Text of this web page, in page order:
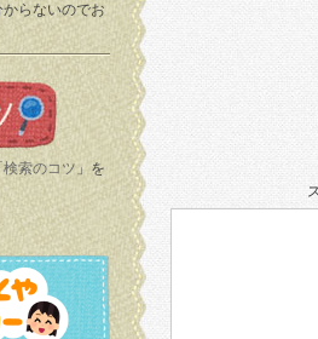
らないのでお
検索のコツ 」を